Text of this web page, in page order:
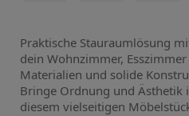
Praktische Stauraumlösung
dein Wohnzimmer,
Materialien und solide
Bringe Ordnung und Ästhetik
diesem vielseitigen